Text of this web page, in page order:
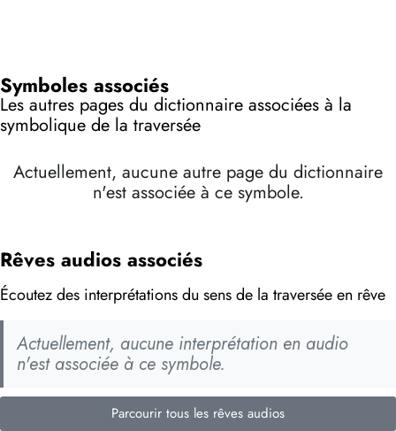
Symboles associés
Les autres pages du dictionnaire associées à la
symbolique de la traversée
Actuellement, aucune autre page du dictionnaire
n'est associée à ce symbole.
Rêves audios associés
Écoutez des interprétations du sens de la traversée en rêve
Actuellement, aucune interprétation en audio
n'est associée à ce symbole.
Parcourir tous les rêves audios